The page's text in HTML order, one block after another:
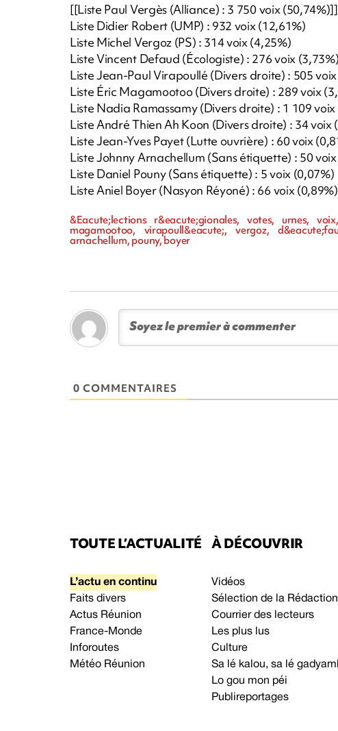
[[Liste Paul Vergès (Alliance) : 3 750 voix (50,74%)]]
Liste Didier Robert (UMP) : 932 voix (12,61%)
Liste Michel Vergoz (PS) : 314 voix (4,25%)
Liste Vincent Defaud (Écologiste) : 276 voix (3,73%)
Liste Jean-Paul Virapoullé (Divers droite) : 505
Liste Éric Magamootoo (Divers droite) : 289 voix
Liste Nadia Ramassamy (Divers droite) : 1 109
Liste André Thien Ah Koon (Divers droite) : 34 voix
Liste Jean-Yves Payet (Lutte ouvrière) : 60 voix
Liste Johnny Arnachellum (Sans étiquette) : 50
Liste Daniel Pouny (Sans étiquette) : 5 voix (0,07%)
Liste Aniel Boyer (Nasyon Réyoné) : 66 voix (0,89%)
&Eacute;lections r&eacute;gionales, votes, urnes,
magamootoo, virapoull&eacute;, vergoz,
arnachellum, pouny, boyer
0 COMMENTAIRES
TOUTE L’ACTUALITÉ
L’actu en continu
Faits divers
Actus Réunion
France-Monde
Inforoutes
Météo Réunion
À DÉCOUVRIR
Vidéos
Sélection de la Rédaction
Courrier des lecteurs
Les plus lus
Culture
Sa lé kalou, sa lé
Lo gou mon péi
Publireportages